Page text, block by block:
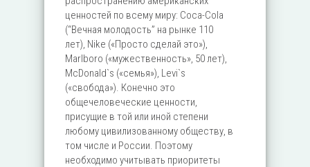
ценностей по всему миру: Соса-Cola
(“Вечная молодость” на рынке 110
лет), Nike («Просто сделай это»),
Marlboro («мужественность», 50 лет),
McDonald`s («семья»), Levi`s
(«свобода»). Конечно это
общечеловеческие ценности,
присущие в той или иной степени
любому цивилизованному обществу, в
том числе и России. Поэтому
необходимо учитывать приоритеты